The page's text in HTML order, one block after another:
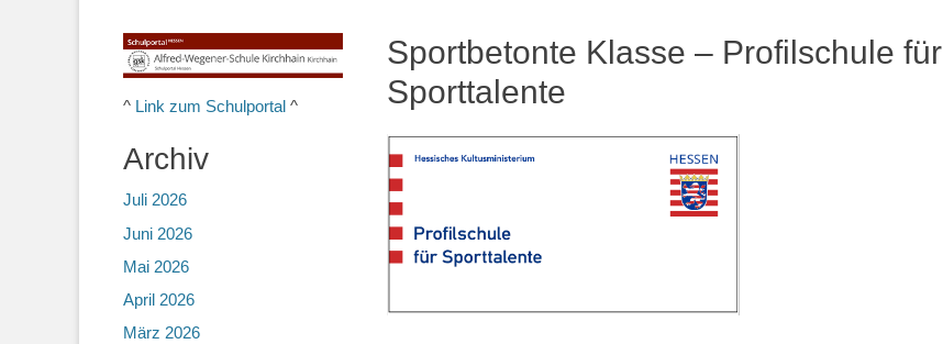
Sportbetonte Klasse – Profilschule für
Sporttalente
^ Link zum Schulportal ^
Archiv
Juli 2026
Juni 2026
Mai 2026
April 2026
März 2026